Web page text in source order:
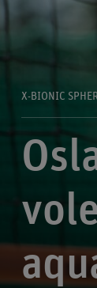
X-BIONIC